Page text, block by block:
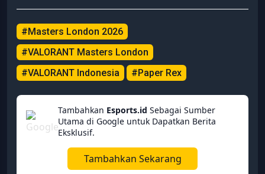
#Masters London 2026
#VALORANT Masters London
#VALORANT Indonesia
#Paper Rex
Tambahkan Esports.id Sebagai Sumber
Utama di Google untuk Dapatkan Berita
Eksklusif.
Tambahkan Sekarang